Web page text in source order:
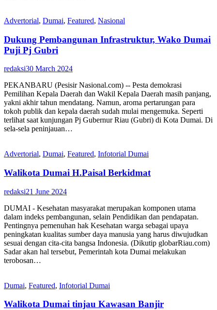
Advertorial, Dumai, Featured, Nasional
Dukung Pembangunan Infrastruktur, Wako Dumai
Puji Pj Gubri
redaksi30 March 2024
PEKANBARU (Pesisir Nasional.com) -- Pesta demokrasi
Pemilihan Kepala Daerah dan Wakil Kepala Daerah masih panjang,
yakni akhir tahun mendatang. Namun, aroma pertarungan para
tokoh publik dan kepala daerah sudah mulai mengemuka. Seperti
terlihat saat kunjungan Pj Gubernur Riau (Gubri) di Kota Dumai. Di
sela-sela peninjauan…
Advertorial, Dumai, Featured, Infotorial Dumai
Walikota Dumai H.Paisal Berkidmat
redaksi21 June 2024
DUMAI - Kesehatan masyarakat merupakan komponen utama
dalam indeks pembangunan, selain Pendidikan dan pendapatan.
Pentingnya pemenuhan hak Kesehatan warga sebagai upaya
peningkatan kualitas sumber daya manusia yang harus diwujudkan
sesuai dengan cita-cita bangsa Indonesia. (Dikutip globarRiau.com)
Sadar akan hal tersebut, Pemerintah kota Dumai melakukan
terobosan…
Dumai, Featured, Infotorial Dumai
Walikota Dumai tinjau Kawasan Banjir